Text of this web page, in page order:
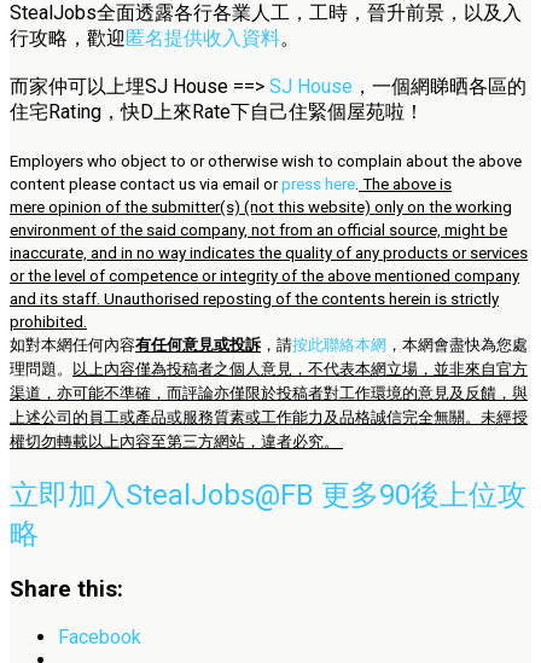
StealJobs全面透露各行各業人工，工時，晉升前景，以及入
行攻略，歡迎 匿名提供收入資料。
而家仲可以上埋SJ House ==> SJ House ，一個網睇晒各區的
住宅Rating，快D上來Rate下自己住緊個屋苑啦！
Employers who object to or otherwise wish to complain about the above
content please contact us via email orpress here. The above is
mere opinion of the submitter(s) (not this website) only on the working
environment of the said company, not from an official source, might be
inaccurate, and in no way indicates the quality of any products or services
or the level of competence or integrity of the above mentioned company
and its staff. Unauthorised reposting of the contents herein is strictly
prohibited.
如對本網任何內容有任何意見或投訴 ，請按此聯絡本網 ，本網會盡快為您處
理問題。
以上內容僅為投稿者之個人意見，不代表本網立場，並非來自官方
渠道，亦可能不準確，而評論亦僅限於投稿者對工作環境的意見及反饋，與
上述公司的員工或產品或服務質素或工作能力及品格誠信完全無關。未經授
權切勿轉載以上內容至第三方網站，違者必究。
立即加入StealJobs@FB 更多90後上位攻
略
Share this:
Facebook